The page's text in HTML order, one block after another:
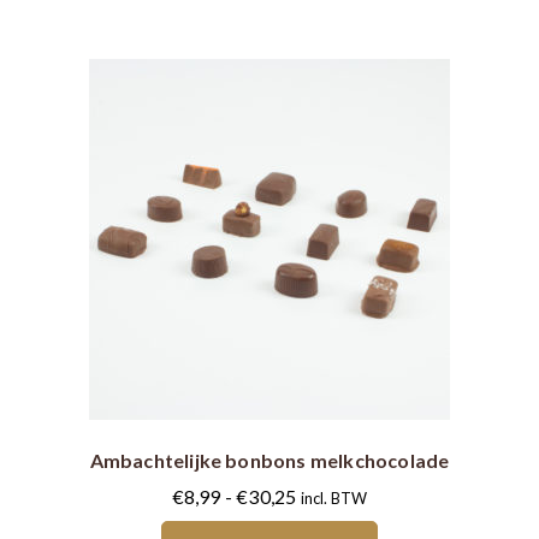
Ambachtelijke bonbons melkchocolade
€8,99 - €30,25Prijsklasse:
€8,99
incl. BTW
variaties.
Deze
optie